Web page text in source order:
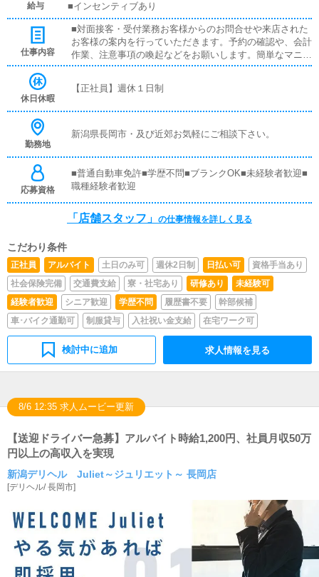
給与 ■インセンティブあり
仕事内容
■対面接客・受付業務お客様からのお問合せや来店された
お客様の案内を行っていただきます。予約の確認や、会計
作業、注意事項の喚起などをお願いします。簡単なマニュ
アルや、先輩スタッフに付いて業務内容を見ながら徐々に
す。■企画の立案店舗イベントや店舗運営など様々な企画
など、売上UPに繋がる施策の提案を行っていただきま
の方が稼げるようにインターネットを使ったPR（写メ日
記）などの使い方などのアドバイスを行っていただきま
す。■PC更新業務ヘブンネットなど、ポータルサイト等の
情報やイベント、求人ブログの作成となります。基本的に
はボタンを押すだけや、ブログの更新時に簡単に文字が入
お過ごしいただくため、店内の清掃や備品の管理・補充を
行っていただきます。
休日休暇
【正社員】週休１日制
勤務地
新潟県長岡市・及び近郊お気軽にご相談下さい。
応募資格
■普通自動車免許■学歴不問■ブランクOK■未経験者歓迎■
職種経験者歓迎
「店舗スタッフ」 の仕事情報を詳しく見る
こだわり条件
正社員 アルバイト 土日のみ可 週休2日制 日払い可
資格手当あり
社会保険完備
交通費支給 寮・社宅あり 研修あり
未経験可
経験者歓迎
シニア歓迎 学歴不問 履歴書不要
幹部候補
車･バイク通勤可
制服貸与 入社祝い金支給 在宅ワーク可
検討中に追加 求人情報を見る
8/6 12:35 求人ムービー更新
【送迎ドライバー急募】アルバイト時給1,200円、社員月収50万
円以上の高収入を実現
新潟デリヘル Juliet～ジュリエット～ 長岡店
[デリヘル/長岡市]